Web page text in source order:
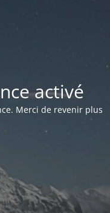
activé
Merci de revenir plus